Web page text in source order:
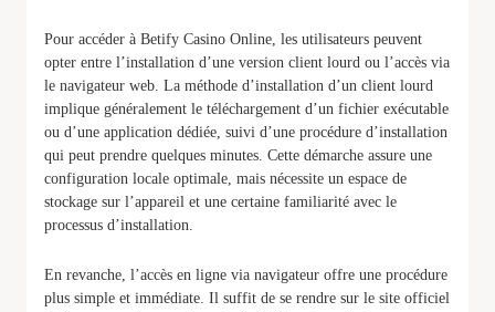
Pour accéder à Betify Casino Online, les utilisateurs peuvent
opter entre l’installation d’une version client lourd ou l’accès via
le navigateur web. La méthode d’installation d’un client lourd
implique généralement le téléchargement d’un fichier exécutable
ou d’une application dédiée, suivi d’une procédure d’installation
qui peut prendre quelques minutes. Cette démarche assure une
configuration locale optimale, mais nécessite un espace de
stockage sur l’appareil et une certaine familiarité avec le
processus d’installation.
En revanche, l’accès en ligne via navigateur offre une procédure
plus simple et immédiate. Il suffit de se rendre sur le site officiel